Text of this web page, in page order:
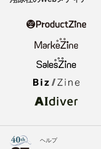
ヘルプ